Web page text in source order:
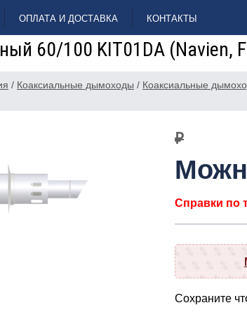
ОПЛАТА И ДОСТАВКА КОНТАКТЫ
60/100 KIT01DA (Navien,
/ Коаксиальные дымоходы / Коаксиальные
₽
Справки по
Сохраните